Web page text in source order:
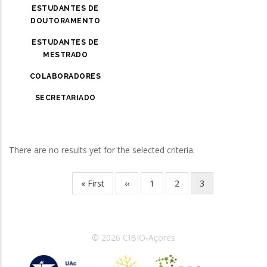
ESTUDANTES DE
DOUTORAMENTO
ESTUDANTES DE
MESTRADO
COLABORADORES
SECRETARIADO
There are no results yet for the selected criteria.
Primeira
página
« First
Página
anterior
‹‹ Página
1 Página
2
Página
atual
3
© 2026 CIBIO-Açores